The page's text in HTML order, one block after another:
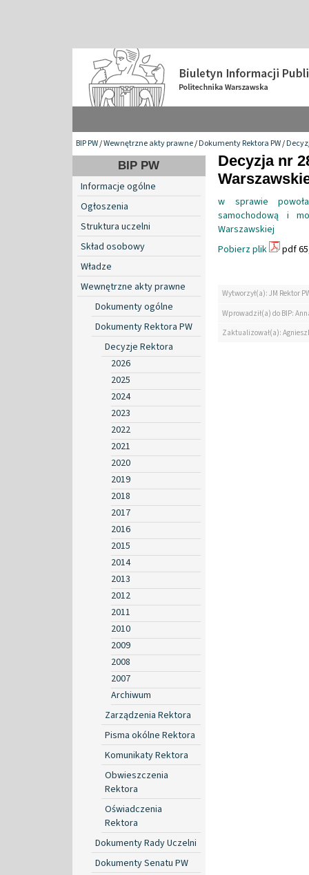
BIP PW/Wewnętrzne akty prawne/Dokumenty Rektora PW/
BIP PW
Informacje ogólne
Ogłoszenia
Struktura uczelni
Skład osobowy
Władze
Wewnętrzne akty prawne
Dokumenty ogólne
Dokumenty Rektora PW
Decyzje Rektora
2026
2025
2024
2023
2022
2021
2020
2019
2018
2017
2016
2015
2014
2013
2012
2011
2010
2009
2008
2007
Archiwum
Zarządzenia Rektora
Pisma okólne Rektora
Komunikaty Rektora
Obwieszczenia
Rektora
Oświadczenia
Rektora
Dokumenty Rady Uczelni
Dokumenty Senatu PW
Decyzja nr
w sprawie
samochodową i
Warszawskiej
Pobierz plik
pdf
Wytworzył(a): JM Rektor
Wprowadził(a) do BIP:
Zaktualizował(a):